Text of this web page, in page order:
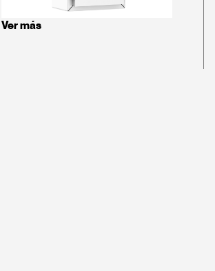
Ver más